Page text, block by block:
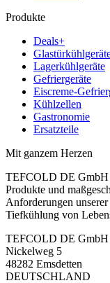
Produkte
Deals+
Lagerkühlgeräte
Gefriergeräte
Eiscreme-
Kühlzellen
Gastronomie
Ersatzteile
Mit ganzem Herzen
TEFCOLD DE GmbH
Produkte und
Anforderungen
Tiefkühlung von
TEFCOLD DE GmbH
Nickelweg 5
48282 Emsdetten
DEUTSCHLAND